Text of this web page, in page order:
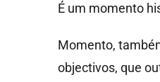
É um momento
Momento,
objectivos, que